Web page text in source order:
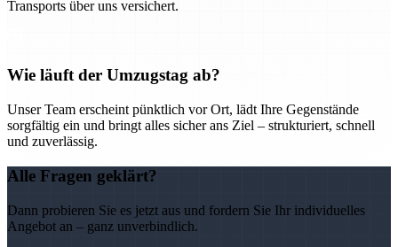
Transports über uns versichert.
Wie läuft der Umzugstag ab?
Unser Team erscheint pünktlich vor Ort, lädt Ihre Gegenstände
sorgfältig ein und bringt alles sicher ans Ziel – strukturiert, schnell
und zuverlässig.
Alle Fragen geklärt?
Dann probieren Sie es jetzt aus und fordern Sie Ihr individuelles
Angebot an – ganz unverbindlich.